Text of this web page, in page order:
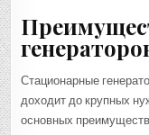
Стационарные
доходит до крупных
основных